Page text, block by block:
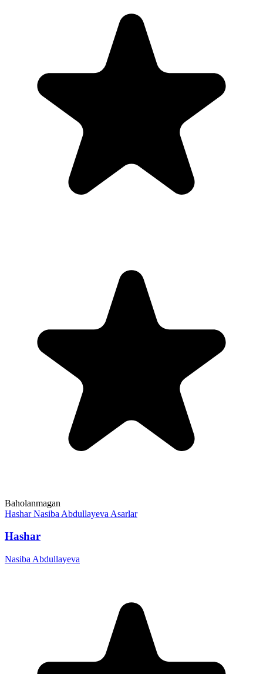
Baholanmagan
Hashar Nasiba Abdullayeva Asarlar
Hashar
Nasiba Abdullayeva